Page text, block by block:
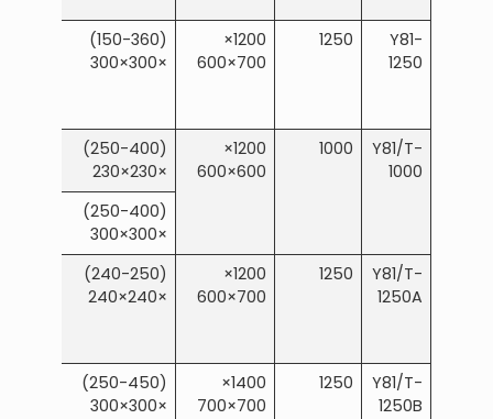
Y81-
1250
1250
1200×
700×600
(150-360)
×300×300
Y81/T-
1000
1000
1200×
600×600
(250-400)
×230×230
(250-400)
×300×300
Y81/T-
1250A
1250
1200×
700×600
(240-250)
×240×240
Y81/T-
1250B
1250
1400×
700×700
(250-450)
×300×300